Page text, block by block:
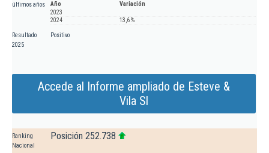
últimos años
Año
Variación
2023
2024
13,6 %
Resultado
2025
Positivo
Accede al Informe ampliado de Esteve &
Vila Sl
Ranking
Nacional
Posición 252.738